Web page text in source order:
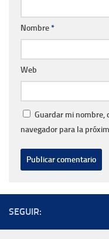
Nombre*
Web
Guardar mi nombre,
navegador para la
SEGUIR: